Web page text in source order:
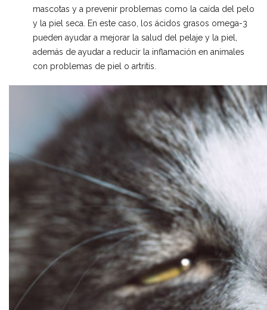
mascotas y a prevenir problemas como la caída del pelo
y la piel seca. En este caso, los ácidos grasos omega-3
pueden ayudar a mejorar la salud del pelaje y la piel,
además de ayudar a reducir la inflamación en animales
con problemas de piel o artritis.